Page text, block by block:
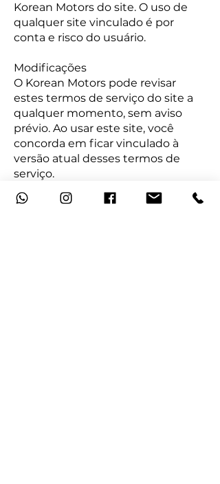
Korean Motors do site. O uso de
qualquer site vinculado é por
conta e risco do usuário.
Modificações
O Korean Motors pode revisar
estes termos de serviço do site a
qualquer momento, sem aviso
prévio. Ao usar este site, você
concorda em ficar vinculado à
versão atual desses termos de
serviço.
Lei aplicável
Estes termos e condições são